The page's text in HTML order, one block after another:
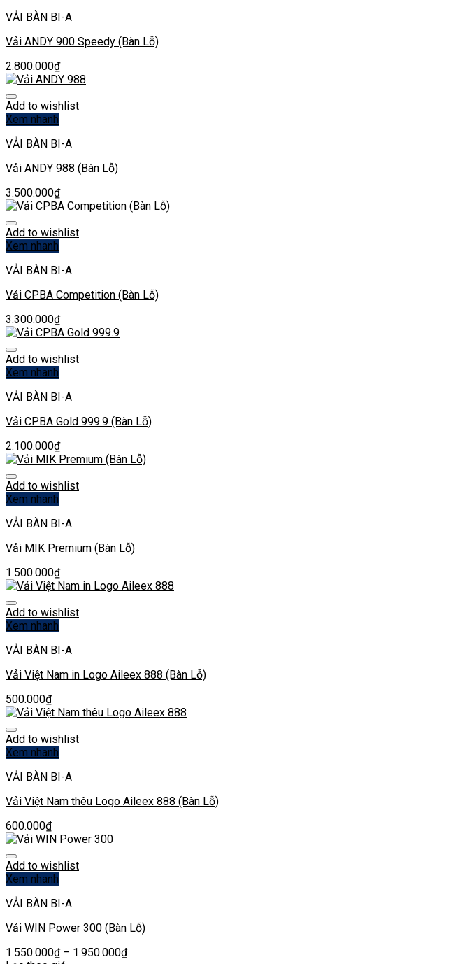
VẢI BÀN BI-A
Vải ANDY 900 Speedy (Bàn Lỗ)
2.800.000₫
Add to wishlist
Xem nhanh
VẢI BÀN BI-A
Vải ANDY 988 (Bàn Lỗ)
3.500.000₫
Add to wishlist
Xem nhanh
VẢI BÀN BI-A
Vải CPBA Competition (Bàn Lỗ)
3.300.000₫
Add to wishlist
Xem nhanh
VẢI BÀN BI-A
Vải CPBA Gold 999.9 (Bàn Lỗ)
2.100.000₫
Add to wishlist
Xem nhanh
VẢI BÀN BI-A
Vải MIK Premium (Bàn Lỗ)
1.500.000₫
Add to wishlist
Xem nhanh
VẢI BÀN BI-A
Vải Việt Nam in Logo Aileex 888 (Bàn Lỗ)
500.000₫
Add to wishlist
Xem nhanh
VẢI BÀN BI-A
Vải Việt Nam thêu Logo Aileex 888 (Bàn Lỗ)
600.000₫
Add to wishlist
Xem nhanh
VẢI BÀN BI-A
Vải WIN Power 300 (Bàn Lỗ)
1.550.000₫– 1.950.000₫